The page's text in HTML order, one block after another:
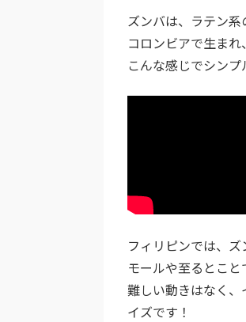
ズンバは、ラテン系
コロンビアで生まれ
こんな感じでシン
フィリピンでは、
モールや至るとこと
難しい動きはなく
イズです！